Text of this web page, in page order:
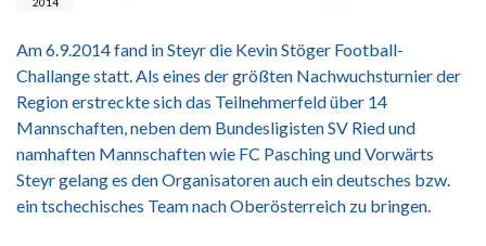
Am 6.9.2014 fand in Steyr die Kevin Stöger Football-
Challange statt. Als eines der größten Nachwuchsturnier der
Region erstreckte sich das Teilnehmerfeld über 14
Mannschaften, neben dem Bundesligisten SV Ried und
namhaften Mannschaften wie FC Pasching und Vorwärts
Steyr gelang es den Organisatoren auch ein deutsches bzw.
ein tschechisches Team nach Oberösterreich zu bringen.